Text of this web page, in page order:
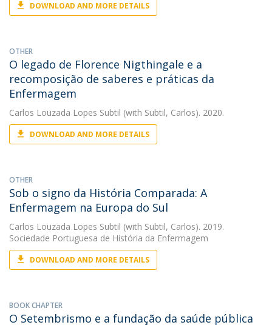
DOWNLOAD AND MORE DETAILS
OTHER
O legado de Florence Nigthingale e a
recomposição de saberes e práticas da
Enfermagem
Carlos Louzada Lopes Subtil (with Subtil, Carlos). 2020.
DOWNLOAD AND MORE DETAILS
OTHER
Sob o signo da História Comparada: A
Enfermagem na Europa do Sul
Carlos Louzada Lopes Subtil (with Subtil, Carlos). 2019.
Sociedade Portuguesa de História da Enfermagem
DOWNLOAD AND MORE DETAILS
BOOK CHAPTER
O Setembrismo e a fundação da saúde pública